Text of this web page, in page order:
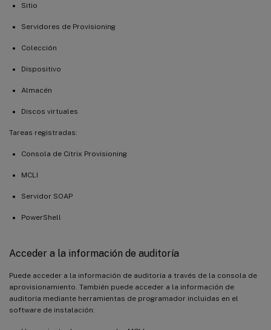
Sitio
Servidores de Provisioning
Colección
Dispositivo
Almacén
Discos virtuales
Tareas registradas:
Consola de Citrix Provisioning
MCLI
Servidor SOAP
PowerShell
Acceder a la información de auditoría
Puede acceder a la información de auditoría a través de la consola de
aprovisionamiento. También puede acceder a la información de
auditoría mediante herramientas de programador incluidas en el
software de instalación: